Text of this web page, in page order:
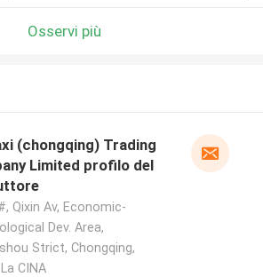
Osservi più
(chongqing) Trading
Limited profilo del
Qixin Av, Economic-
Dev. Area,
Strict, Chongqing,
CINA